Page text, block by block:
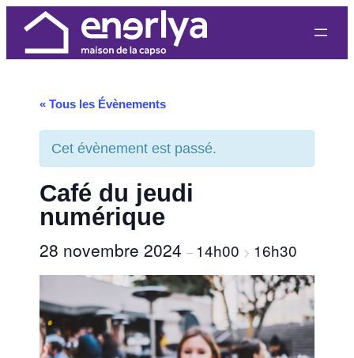
« Tous les Évènements
Cet évènement est passé.
Café du jeudi
numérique
28 novembre 2024– 14h00 > 16h30